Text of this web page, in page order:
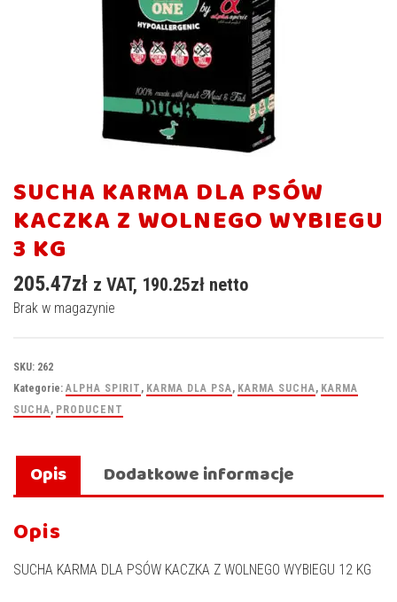
SUCHA KARMA DLA PSÓW
KACZKA Z WOLNEGO WYBIEGU
3 KG
205.47zł z VAT, 190.25zł netto
Brak w magazynie
SKU: 262
Kategorie: ALPHA SPIRIT , KARMA DLA PSA, KARMA SUCHA, KARMA
SUCHA, PRODUCENT
Opis Dodatkowe informacje
Opis
SUCHA KARMA DLA PSÓW KACZKA Z WOLNEGO WYBIEGU 12 KG